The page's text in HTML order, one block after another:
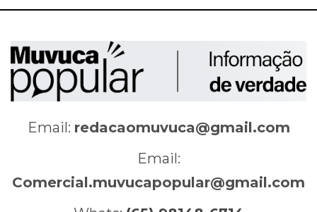
Email: redacaomuvuca@gmail.com
Email:
Comercial.muvucapopular@gmail.com